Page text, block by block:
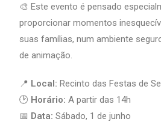
🎨 Este evento é pensado
proporcionar momentos
suas famílias, num ambiente
de animação.
📍 Local: Recinto das Festas de
🕑 Horário: A partir das 14h
📅 Data: Sábado, 1 de junho